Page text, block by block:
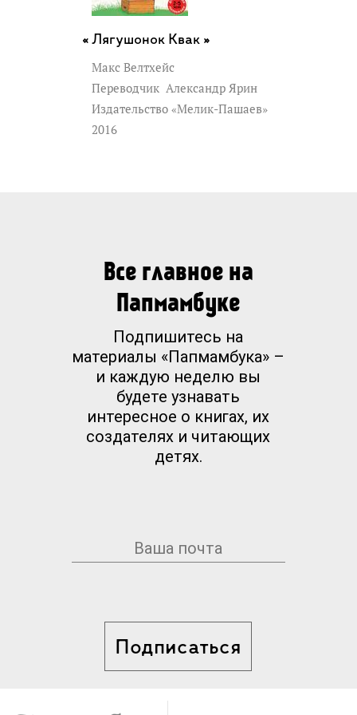
Лягушонок Квак »
Макс Велтхейс
Переводчик Александр Ярин
Издательство «Мелик-Пашаев»
2016
Все главное на
Папмамбуке
Подпишитесь на
материалы «Папмамбука» –
и каждую неделю вы
будете узнавать
интересное о книгах, их
создателях и читающих
детях.
Подписаться